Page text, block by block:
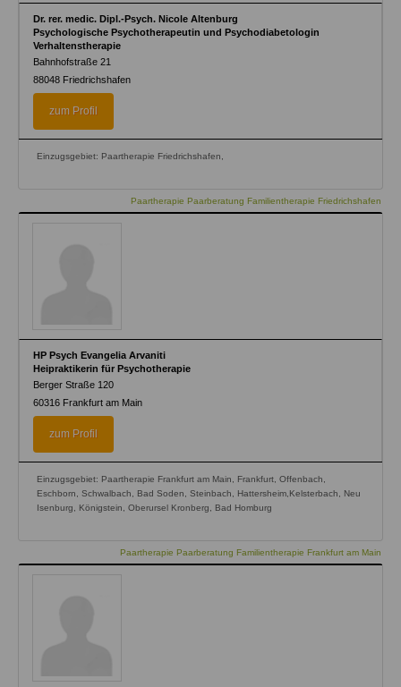
Dr. rer. medic. Dipl.-Psych. Nicole Altenburg
Psychologische Psychotherapeutin und Psychodiabetologin
Verhaltenstherapie
Bahnhofstraße 21
88048 Friedrichshafen
zum Profil
Einzugsgebiet: Paartherapie Friedrichshafen,
Paartherapie Paarberatung Familientherapie Friedrichshafen
HP Psych Evangelia Arvaniti
Heipraktikerin für Psychotherapie
Berger Straße 120
60316 Frankfurt am Main
zum Profil
Einzugsgebiet: Paartherapie Frankfurt am Main, Frankfurt, Offenbach,
Eschborn, Schwalbach, Bad Soden, Steinbach, Hattersheim,Kelsterbach, Neu
Isenburg, Königstein, Oberursel Kronberg, Bad Homburg
Paartherapie Paarberatung Familientherapie Frankfurt am Main